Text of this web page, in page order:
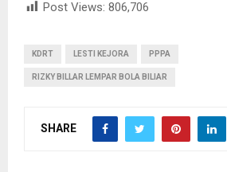
Post Views: 806,706
KDRT LESTI KEJORA PPPA
RIZKY BILLAR LEMPAR BOLA BILIAR
SHARE